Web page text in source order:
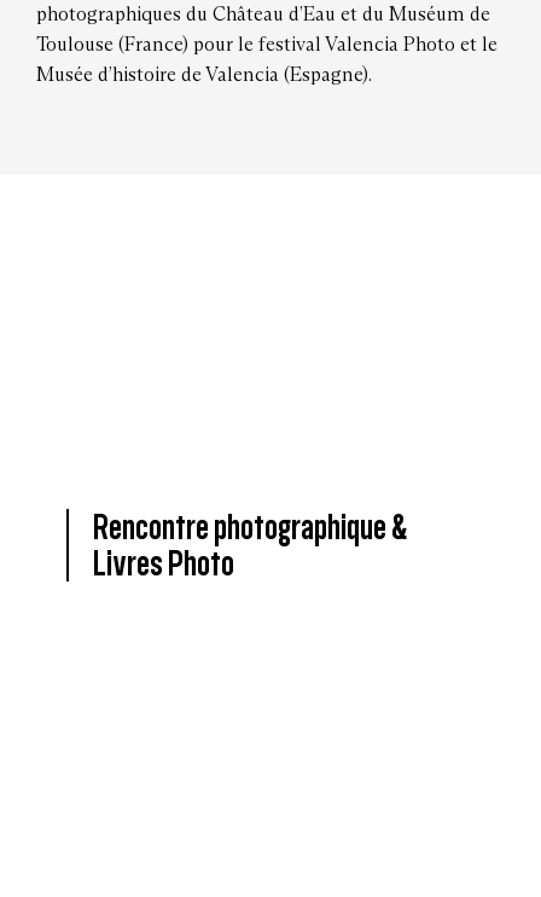
photographiques du Château d’Eau et du Muséum de
Toulouse (France) pour le festival Valencia Photo et le
Musée d’histoire de Valencia (Espagne).
Rencontre photographique &
Livres Photo